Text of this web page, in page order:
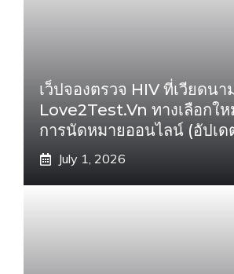
เว็ปจองตรวจ HIV ที่เวียดนา
Love2Test.vn ทางเลือกใ
การนัดหมายออนไลน์ (อัปเด
July 1, 2026